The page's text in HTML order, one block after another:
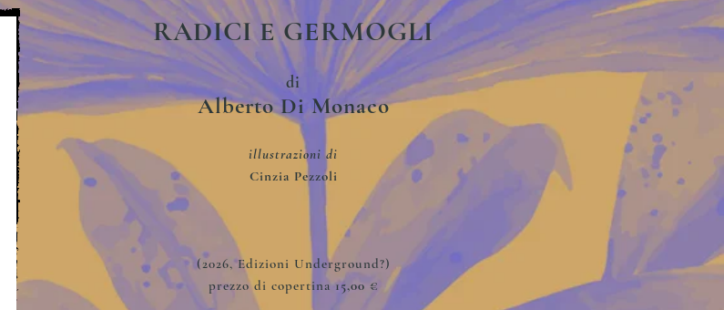
RADICI E GERMOGLI
di
Alberto Di Monaco
illustrazioni di
Cinzia Pezzoli
(2026, Edizioni Underground?)
prezzo di copertina15,00 €